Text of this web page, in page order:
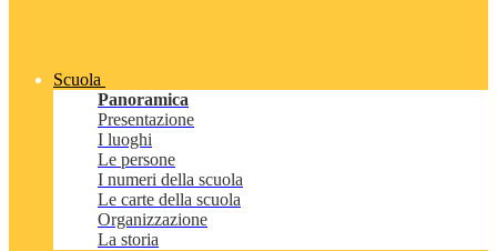
Scuola
Panoramica
Presentazione
I luoghi
Le persone
I numeri della scuola
Le carte della scuola
Organizzazione
La storia